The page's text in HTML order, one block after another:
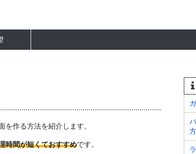
作る方法を紹介します。
時間が短くておすすめです。
方